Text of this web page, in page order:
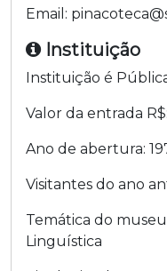
Email:
Instituição
Instituição é
Valor da entrada R$:
Ano de abertura:
Visitantes do ano
Temática do
Linguística